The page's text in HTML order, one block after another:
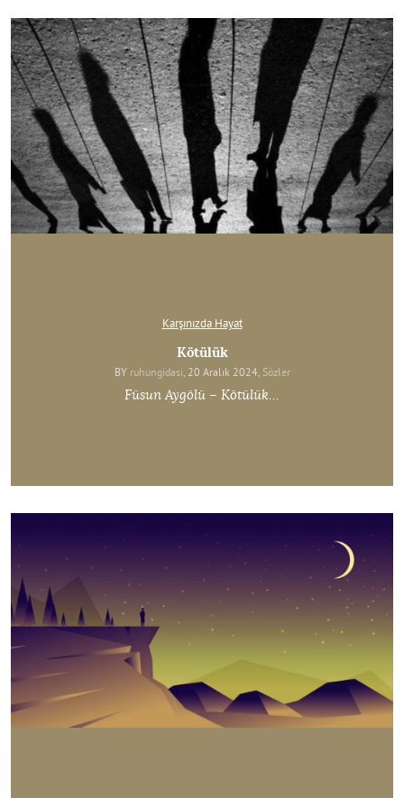
Karşınızda Hayat
Kötülük
BY ruhungidasi, 20 Aralık 2024, Sözler
Füsun Aygölü – Kötülük…